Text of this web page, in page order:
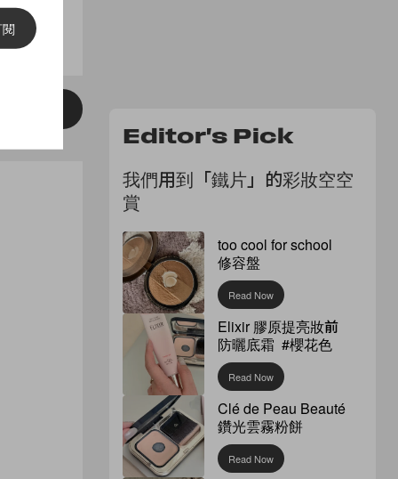
Editor's Pick
我們用到「鐵片」的彩妝空空
賞
too cool for school
修容盤
Read Now
Elixir 膠原提亮妝前
防曬底霜 #櫻花色
Read Now
Clé de Peau Beauté
鑽光雲霧粉餅
Read Now